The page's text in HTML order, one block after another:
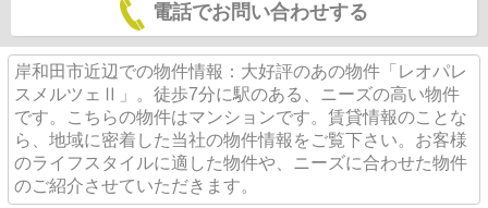
電話でお問い合わせする
岸和田市近辺での物件情報：大好評のあの物件「レオパレ
スメルツェⅡ」。徒歩7分に駅のある、ニーズの高い物件
です。こちらの物件はマンションです。賃貸情報のことな
ら、地域に密着した当社の物件情報をご覧下さい。お客様
のライフスタイルに適した物件や、ニーズに合わせた物件
のご紹介させていただきます。